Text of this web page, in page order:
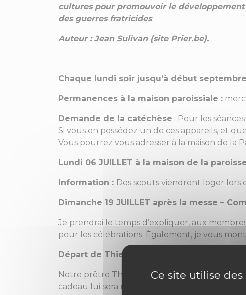
cultures pour promouvoir le
des guerres fratricides
Auteur : Jean Sulivan (site Prier.be).
Chaque lundi soir jusqu’à début septembre
Permanences à la maison paroissiale :
Demande de la catéchèse : Pour les
Si vous en possédez un de ces appareils, et
Vous pourrez vous adresser à la maison de la
Lundi 06 JUILLET à la maison de la
Information : Des scouts viendront loger lors
Dimanche 19 JUILLET après la messe –
Je prendrai le temps d’expliquer, aux
pour les célébrations. Également, je vous
Départ de Thierry Dubret
Notre prêtre Thierry nous quitte fin août
cadeau lui sera remis à cette occasion. Si
Ce site utilise